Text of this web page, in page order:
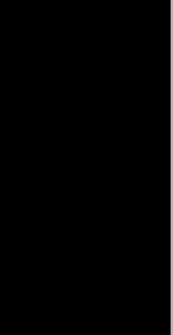
Stranger
con enlaces a
de
puedes
y te